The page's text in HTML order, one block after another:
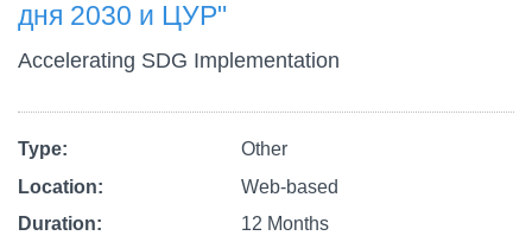
дня 2030 и ЦУР"
Accelerating SDG Implementation
Type
Other
Location
Web-based
Duration
12 Months